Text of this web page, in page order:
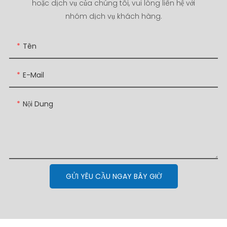
hoặc dịch vụ của chúng tôi, vui lòng liên hệ với
nhóm dịch vụ khách hàng.
Tên
E-Mail
Nội Dung
GỬI YÊU CẦU NGAY BÂY GIỜ